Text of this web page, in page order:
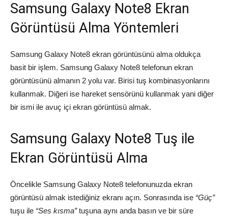
Samsung Galaxy Note8 Ekran
Görüntüsü Alma Yöntemleri
Samsung Galaxy Note8 ekran görüntüsünü alma oldukça
basit bir işlem. Samsung Galaxy Note8 telefonun ekran
görüntüsünü almanın 2 yolu var. Birisi tuş kombinasyonlarını
kullanmak. Diğeri ise hareket sensörünü kullanmak yani diğer
bir ismi ile avuç içi ekran görüntüsü almak.
Samsung Galaxy Note8 Tuş ile
Ekran Görüntüsü Alma
Öncelikle Samsung Galaxy Note8 telefonunuzda ekran
görüntüsü almak istediğiniz ekranı açın. Sonrasında ise “Güç”
tuşu ile “Ses kısma”tuşuna aynı anda basın ve bir süre